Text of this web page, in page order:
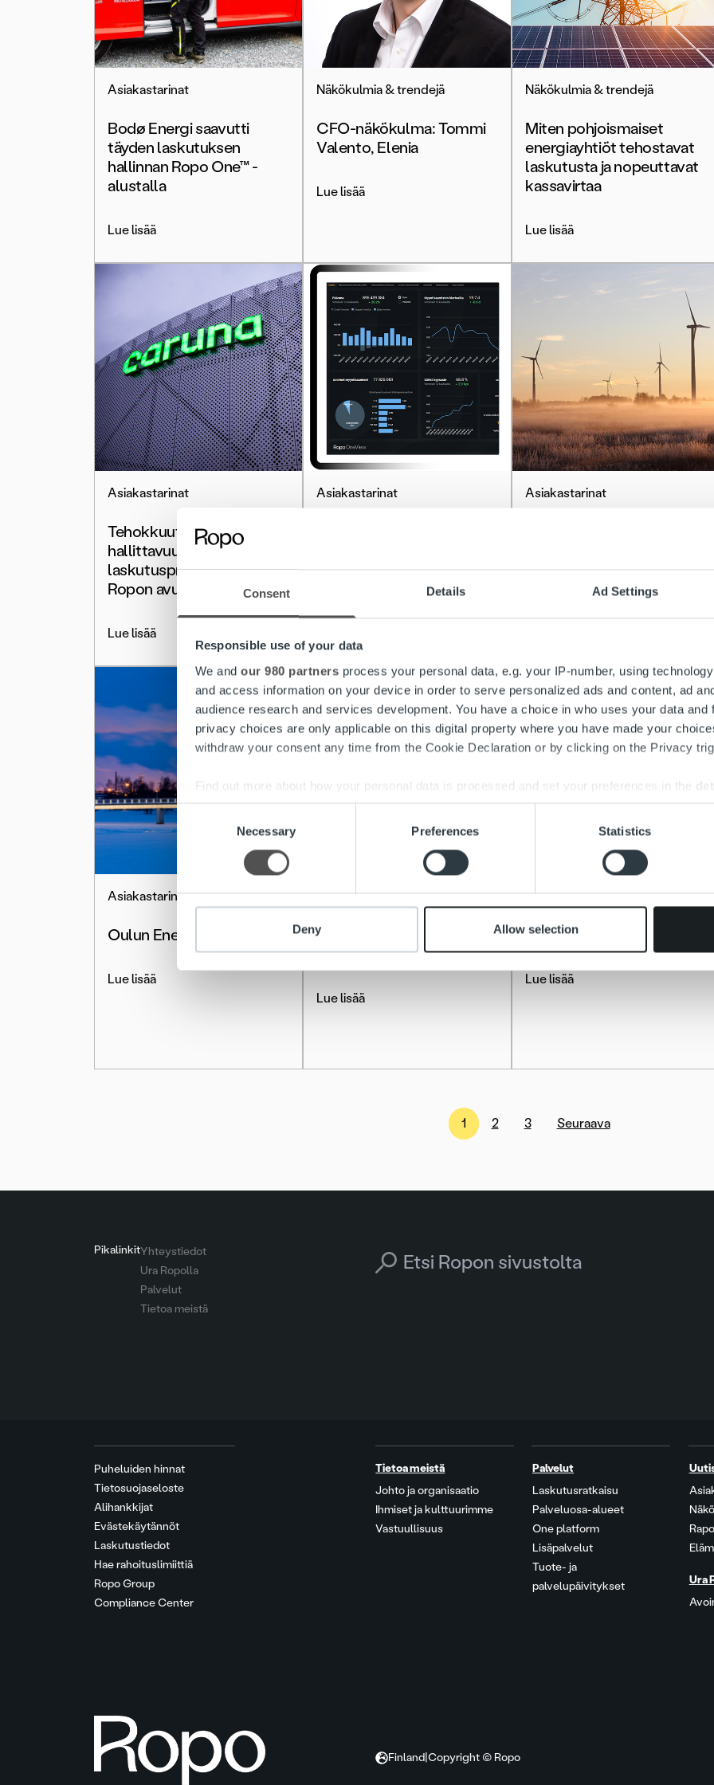
Consent Details Ad Settings
Responsible use of your data
We and our 980 partners process your personal data, e.g. your IP-number, using
and access information on your device in order to serve personalized ads and content, ad
audience research and services development. You have a choice in who uses your data and
privacy choices are only applicable on this digital property where you have made your
withdraw your consent any time from the Cookie Declaration or by clicking on the Privacy
Find out more about how your personal data is processed and set your preferences in the
We use cookies to personalise content and ads, to provide social media features and to
information about your use of our site with our social media, advertising and analytics
other information that you’ve provided to them or that they’ve collected from your use of their
Consent
Selection
Necessary Preferences Statistics
Deny Allow selection
Asiakastarinat
Bodø Energi saavutti
täyden laskutuksen
hallinnan Ropo One™ -
alustalla
Lue lisää
Näkökulmia & trendejä
CFO-näkökulma: Tommi
Valento, Elenia
Lue lisää
Näkökulmia & trendejä
Miten pohjoismaiset
energiayhtiöt tehostavat
laskutusta ja nopeuttavat
kassavirtaa
Lue lisää
Asiakastarinat
Tehokkuutta ja
hallittavuutta – Carunan
laskutusprosessi uudistui
Ropon avulla
Lue lisää
Asiakastarinat
reaaliaikaisella datalla ja
älykkäällä analytiikalla
Asiakastarinat
Energian talouden
Asiakastarinat
Oulun Energia
Lue lisää
Asiakastarinat
Lappeenrannan Energia
Oy
Lue lisää
Asiakastarinat
Imatran Seudun Sähkö Oy
Lue lisää
1 2 3 Seuraava
PikalinkitYhteystiedot
Ura Ropolla
Palvelut
Tietoa meistä
Search for:
Puheluiden hinnat
Tietosuojaseloste
Alihankkijat
Evästekäytännöt
Laskutustiedot
Hae rahoituslimiittiä
Ropo Group
Compliance Center
Tietoa meistä
Johto ja organisaatio
Ihmiset ja kulttuurimme
Vastuullisuus
Palvelut
Laskutusratkaisu
Palveluosa-alueet
One platform
Lisäpalvelut
Tuote- ja
palvelupäivitykset
Ura
Finland |Copyright © Ropo